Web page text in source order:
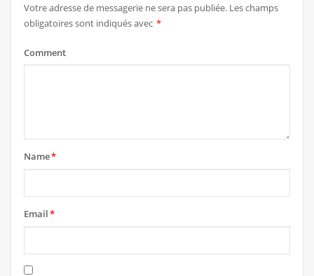
Votre adresse de messagerie ne sera pas publiée. Les champs
obligatoires sont indiqués avec *
Comment
Name*
Email*